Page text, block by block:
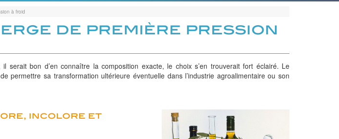
à froid
de première pression
serait bon d’en connaître la composition exacte, le choix s’en trouverait fort éclairé. Le
permettre sa transformation ultérieure éventuelle dans l’industrie agroalimentaire ou son
incolore et